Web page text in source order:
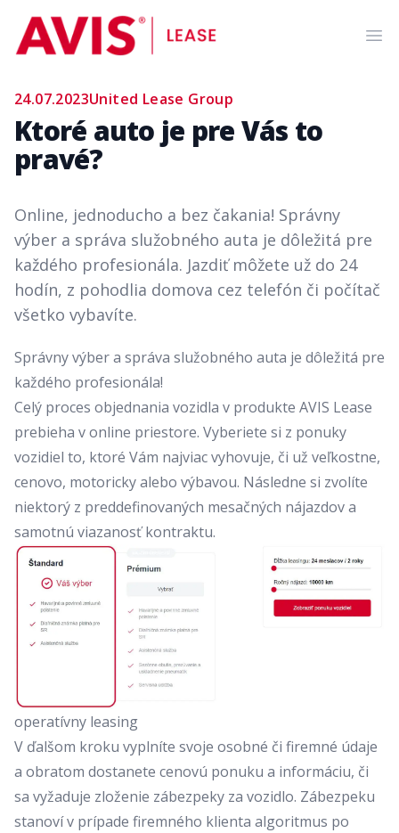
AVIS Lease
24.07.2023United Lease Group
Ktoré auto je pre Vás to
pravé?
Online, jednoducho a bez čakania! Správny
výber a správa služobného auta je dôležitá pre
každého profesionála. Jazdiť môžete už do 24
hodín, z pohodlia domova cez telefón či počítač
všetko vybavíte.
Správny výber a správa služobného auta je dôležitá pre
každého profesionála!
Celý proces objednania vozidla v produkte AVIS Lease
prebieha v online priestore. Vyberiete si z ponuky
vozidiel to, ktoré Vám najviac vyhovuje, či už veľkostne,
cenovo, motoricky alebo výbavou. Následne si zvolíte
niektorý z preddefinovaných mesačných nájazdov a
samotnú viazanosť kontraktu.
operatívny leasing
V ďalšom kroku vyplníte svoje osobné či firemné údaje
a obratom dostanete cenovú ponuku a informáciu, či
sa vyžaduje zloženie zábezpeky za vozidlo. Zábezpeku
stanoví v prípade firemného klienta algoritmus po